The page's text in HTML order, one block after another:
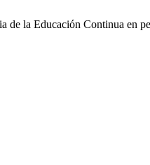
la Educación Continua en